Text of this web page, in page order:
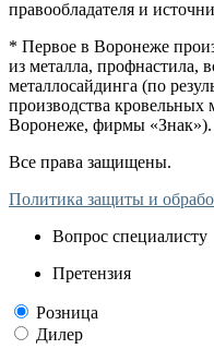
правообладателя и
* Первое в Воронеже
из металла, профнастила,
металлосайдинга (по
производства кровельных
Воронеже, фирмы «Знак»).
Все права защищены.
Политика защиты и
Вопрос специалисту
Претензия
Розница
Дилер